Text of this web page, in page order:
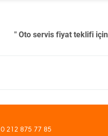
" Oto servis fiyat teklifi için
0 212 875 77 85